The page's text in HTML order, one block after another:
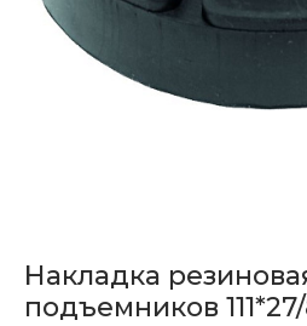
Накладка
подъемников